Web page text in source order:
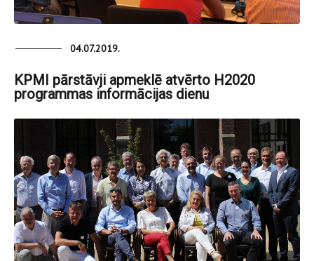
04.07.2019.
KPMI pārstāvji apmeklē atvērto H2020
programmas informācijas dienu